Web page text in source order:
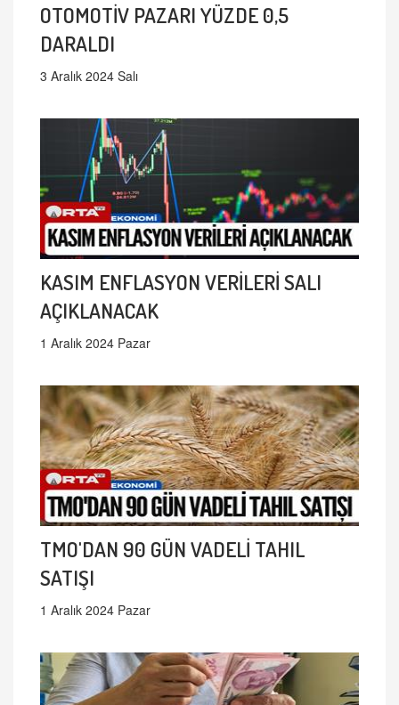
OTOMOTİV PAZARI YÜZDE 0,5
DARALDI
3 Aralık 2024 Salı
KASIM ENFLASYON VERİLERİ SALI
AÇIKLANACAK
1 Aralık 2024 Pazar
TMO'DAN 90 GÜN VADELİ TAHIL
SATIŞI
1 Aralık 2024 Pazar